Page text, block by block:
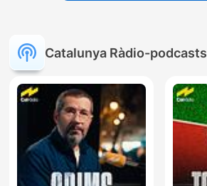
Catalunya Ràdio-podcasts